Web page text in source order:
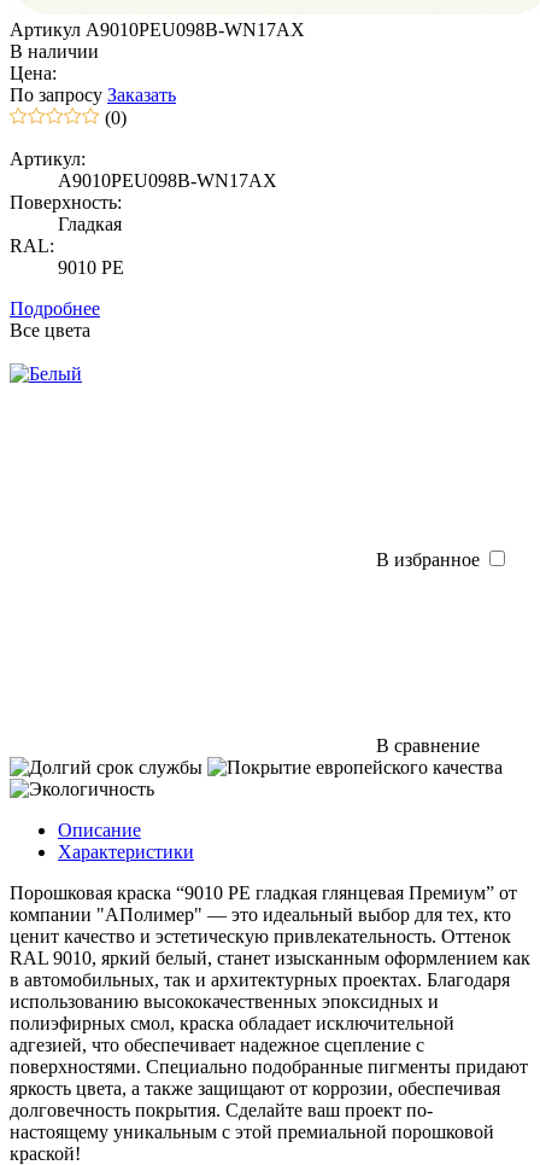
Артикул A9010PEU098B-WN17AX
В наличии
Цена:
По запросу Заказать
(0)
Артикул:
A9010PEU098B-WN17AX
Поверхность:
Гладкая
RAL:
9010 PE
Подробнее
Все цвета
В избранное
В сравнение
Описание
Характеристики
Порошковая краска “9010 PE гладкая глянцевая Премиум” от
компании "АПолимер" — это идеальный выбор для тех, кто
ценит качество и эстетическую привлекательность. Оттенок
RAL 9010, яркий белый, станет изысканным оформлением как
в автомобильных, так и архитектурных проектах. Благодаря
использованию высококачественных эпоксидных и
полиэфирных смол, краска обладает исключительной
адгезией, что обеспечивает надежное сцепление с
поверхностями. Специально подобранные пигменты придают
яркость цвета, а также защищают от коррозии, обеспечивая
долговечность покрытия. Сделайте ваш проект по-
настоящему уникальным с этой премиальной порошковой
краской!